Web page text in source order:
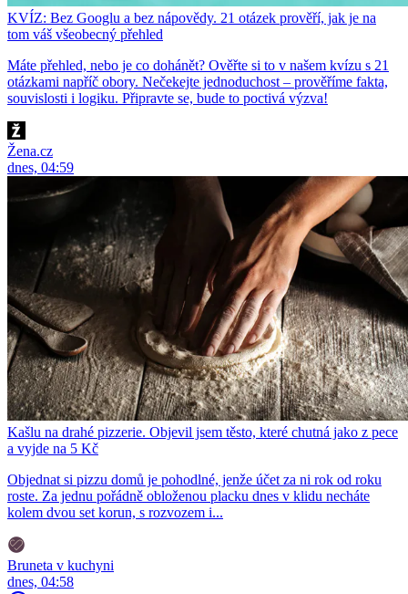
KVÍZ: Bez Googlu a bez nápovědy. 21 otázek prověří, jak je na
tom váš všeobecný přehled
Máte přehled, nebo je co dohánět? Ověřte si to v našem kvízu s 21
otázkami napříč obory. Nečekejte jednoduchost – prověříme fakta,
souvislosti i logiku. Připravte se, bude to poctivá výzva!
Žena.cz
dnes, 04:59
Kašlu na drahé pizzerie. Objevil jsem těsto, které chutná jako z pece
a vyjde na 5 Kč
Objednat si pizzu domů je pohodlné, jenže účet za ni rok od roku
roste. Za jednu pořádně obloženou placku dnes v klidu necháte
kolem dvou set korun, s rozvozem i...
Bruneta v kuchyni
dnes, 04:58